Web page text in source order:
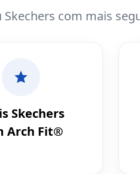
com mais
Skechers
Arch Fit®